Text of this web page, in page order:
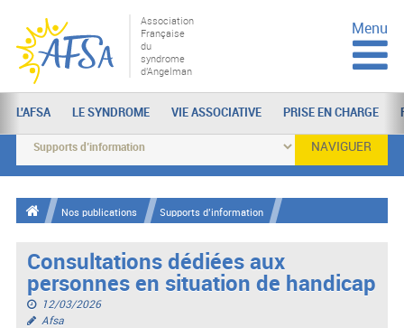
Association
Française
du
syndrome
d'Angelman
Menu
L'AFSA LE SYNDROME VIE ASSOCIATIVE PRISE EN CHARGE
NAVIGUER
Nos publications Supports d’information
Consultations dédiées aux
personnes en situation de handicap
12/03/2026
Afsa